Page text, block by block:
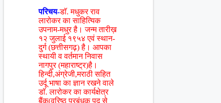
परिचय-डाॅ. मधुकर राव
लारोकर का साहित्यिक
उपनाम-मधुर है। जन्म तारीख़
१२ जुलाई १९५४ एवं स्थान-
दुर्ग (छत्तीसगढ़) है। आपका
स्थायी व वर्तमान निवास
नागपुर (महाराष्ट्र)है।
हिन्दी,अंग्रेजी,मराठी सहित
उर्दू भाषा का ज्ञान रखने वाले
डाॅ. लारोकर का कार्यक्षेत्र
बैंक(वरिष्ठ प्रबंधक पद से